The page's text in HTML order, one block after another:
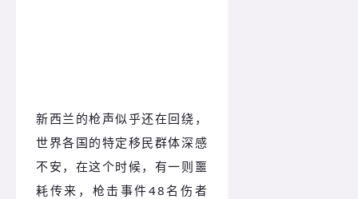
新西兰的枪声似乎还在回绕，
世界各国的特定移民群体深感
不安，在这个时候，有一则噩
耗传来，枪击事件48名伤者